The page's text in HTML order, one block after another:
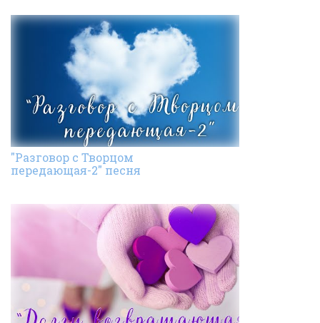
"Разговор с Творцом
передающая-2" песня